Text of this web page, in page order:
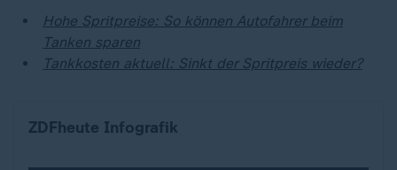
Hohe Spritpreise: So können Autofahrer beim
Tanken sparen
Tankkosten aktuell: Sinkt der Spritpreis wieder?
ZDFheute Infografik